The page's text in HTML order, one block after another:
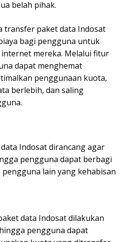
belah pihak.
transfer paket data Indosat
bagi pengguna untuk
mereka. Melalui fitur
dapat menghemat
penggunaan kuota,
berlebih, dan saling
Indosat dirancang agar
pengguna dapat berbagi
lain yang kehabisan
data Indosat dilakukan
pengguna dapat